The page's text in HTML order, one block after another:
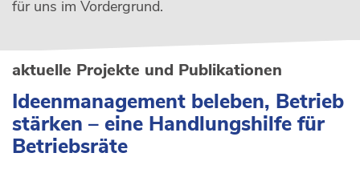
für uns im Vordergrund.
aktuelle Projekte und Publikationen
Ideenmanagement beleben, Betrieb
stärken – eine Handlungshilfe für
Betriebsräte